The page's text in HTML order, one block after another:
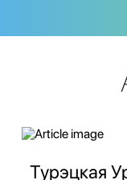
Турэцкая